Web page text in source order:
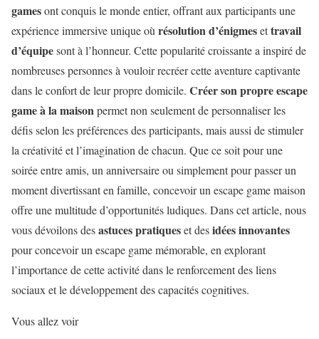
gamesont conquis le monde entier, offrant aux participants une
expérience immersive unique où résolution d’énigmesettravail
d’équipesont à l’honneur. Cette popularité croissante a inspiré de
nombreuses personnes à vouloir recréer cette aventure captivante
dans le confort de leur propre domicile. Créer son propre escape
game à la maisonpermet non seulement de personnaliser les
défis selon les préférences des participants, mais aussi de stimuler
la créativité et l’imagination de chacun. Que ce soit pour une
soirée entre amis, un anniversaire ou simplement pour passer un
moment divertissant en famille, concevoir un escape game maison
offre une multitude d’opportunités ludiques. Dans cet article, nous
vous dévoilons desastuces pratiqueset desidées innovantes
pour concevoir un escape game mémorable, en explorant
l’importance de cette activité dans le renforcement des liens
sociaux et le développement des capacités cognitives.
Vous allez voir